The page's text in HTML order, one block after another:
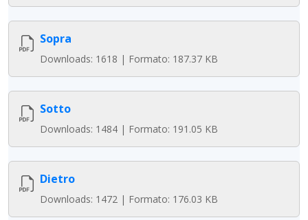
Sopra
Downloads: 1618 | Formato: 187.37 KB
Sotto
Downloads: 1484 | Formato: 191.05 KB
Dietro
Downloads: 1472 | Formato: 176.03 KB